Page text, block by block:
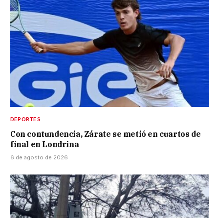
DEPORTES
Con contundencia, Zárate se metió en cuartos de
final en Londrina
6 de agosto de 2026